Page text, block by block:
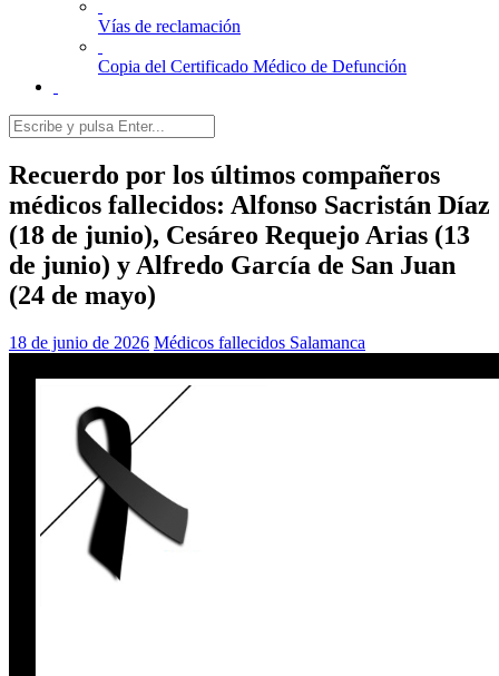
Vías de reclamación
Copia del Certificado Médico de Defunción
Recuerdo por los últimos compañeros
médicos fallecidos: Alfonso Sacristán Díaz
(18 de junio), Cesáreo Requejo Arias (13
de junio) y Alfredo García de San Juan
(24 de mayo)
18 de junio de 2026 Médicos fallecidos Salamanca